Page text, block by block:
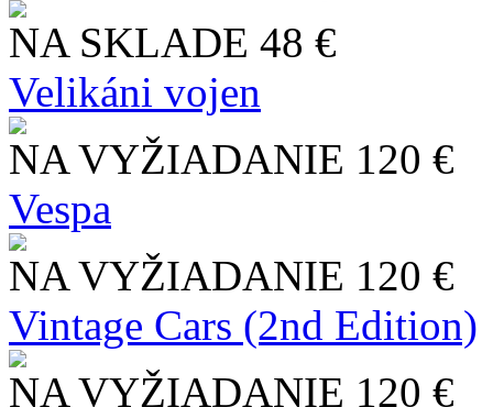
NA SKLADE 48 €
Velikáni vojen
NA VYŽIADANIE 120 €
Vespa
NA VYŽIADANIE 120 €
Vintage Cars (2nd Edition)
NA VYŽIADANIE 120 €